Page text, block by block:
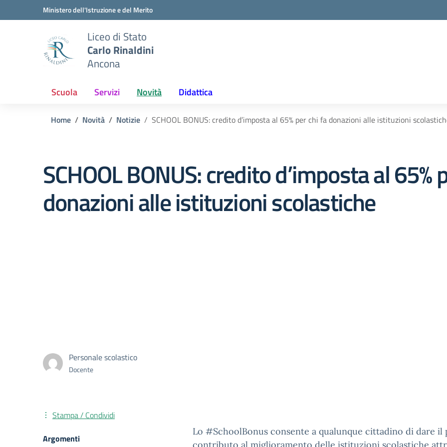
Vai ai contenuti
Vai al menu di navigazioneMinistero dell'Istruzione e del Merito
Liceo di Stato
Carlo Rinaldini
Ancona
Scuola Servizi Novità Didattica
Home Novità Notizie SCHOOL BONUS: credito d’imposta al 65% per chi fa donazioni alle istituzioni
SCHOOL BONUS: credito d’imposta al 65%
donazioni alle istituzioni scolastiche
Personale scolastico
Docente
Lo #SchoolBonus consente a qualunque cittadino di dare il
Stampa / Condividi
Argomenti